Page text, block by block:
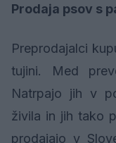
Prodaja psov s
Preprodajalci
tujini. Med
Natrpajo jih v
živila in jih tako
prodajajo v